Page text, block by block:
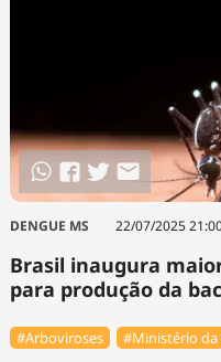
DENGUE MS 22/07/2025
Brasil inaugura
para produção da
#Arboviroses #Ministério da